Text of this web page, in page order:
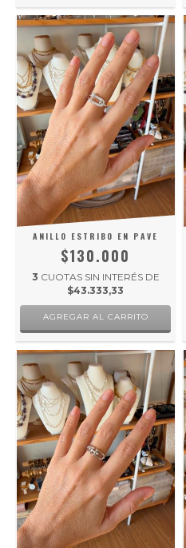
ANILLO ESTRIBO EN PAVE
$130.000
3 CUOTAS SIN INTERÉS DE
$43.333,33
AGREGAR AL CARRITO